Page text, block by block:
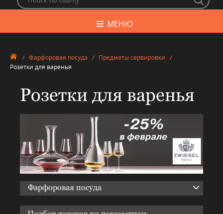
МЕНЮ
/ Фарфоровая посуда / Предметы сервировки /
Розетки для варенья
Розетки для варенья
Фарфоровая посуда